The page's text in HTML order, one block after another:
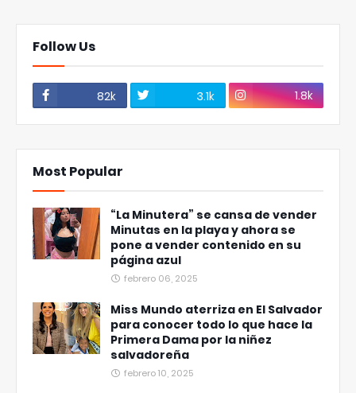
Follow Us
82k 3.1k 1.8k
Most Popular
“La Minutera” se cansa de vender
Minutas en la playa y ahora se
pone a vender contenido en su
página azul
febrero 06, 2025
Miss Mundo aterriza en El Salvador
para conocer todo lo que hace la
Primera Dama por la niñez
salvadoreña
febrero 10, 2025